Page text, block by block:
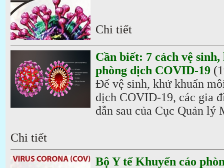
Chi tiết
Cần biết: 7 cách vệ
phòng dịch COVID-19
Để vệ sinh, khử khuẩn
dịch COVID-19, các gia
dẫn sau của Cục Quản
Chi tiết
Bộ Y tế Khuyến cáo